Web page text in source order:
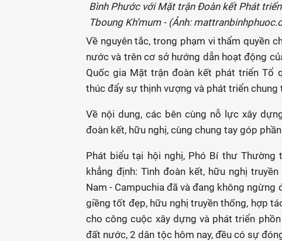
Bình Phước với Mặt trận Đoàn kết Phát
Tboung Kh’mum - (Ảnh:
Về nguyên tắc, trong phạm vi thẩm quyền
nước và trên cơ sở hướng dẫn hoạt động
Quốc gia Mặt trận đoàn kết phát triển Tổ
thúc đẩy sự thịnh vượng và phát triển
Về nội dung, các bên cùng nỗ lực xây
đoàn kết, hữu nghị, cùng chung tay góp
Phát biểu tại hội nghị, Phó Bí thư Thường
khẳng định: Tình đoàn kết, hữu nghị
Nam - Campuchia đã và đang không
giềng tốt đẹp, hữu nghị truyền thống, hợp
cho công cuộc xây dựng và phát triển
đất nước, 2 dân tộc hôm nay, đều có sự